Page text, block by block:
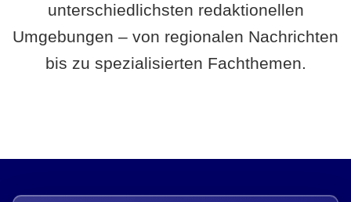
unterschiedlichsten redaktionellen
Umgebungen – von regionalen Nachrichten
bis zu spezialisierten Fachthemen.